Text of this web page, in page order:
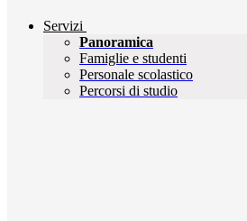
Servizi
Panoramica
Famiglie e studenti
Personale scolastico
Percorsi di studio